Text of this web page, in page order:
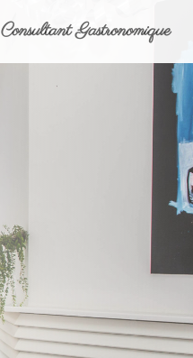
Consultant Gastronomique